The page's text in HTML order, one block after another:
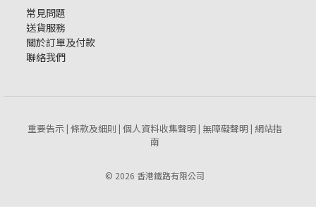
常見問題
送貨服務
關於訂單及付款
聯絡我們
重要告示| 條款及細則 | 個人資料收集聲明| 無障礙聲明| 網站指
南
© 2026 香港鐵路有限公司